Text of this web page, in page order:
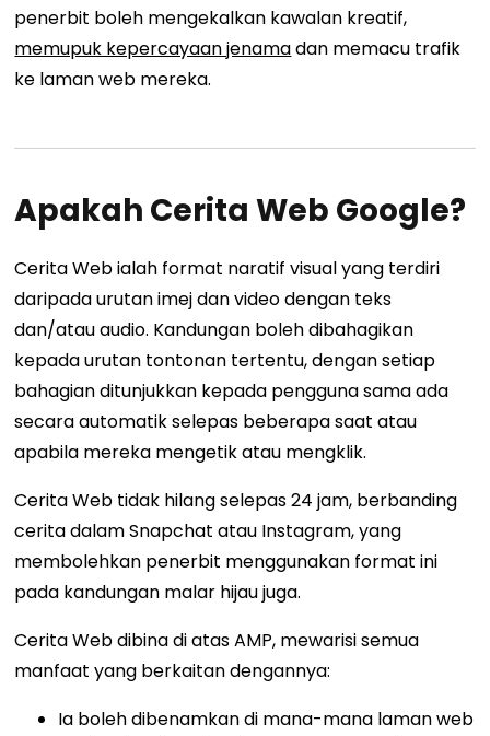
penerbit boleh mengekalkan kawalan kreatif,
memupuk kepercayaan jenamadan memacu trafik
ke laman web mereka.
Apakah Cerita Web Google?
Cerita Web ialah format naratif visual yang terdiri
daripada urutan imej dan video dengan teks
dan/atau audio. Kandungan boleh dibahagikan
kepada urutan tontonan tertentu, dengan setiap
bahagian ditunjukkan kepada pengguna sama ada
secara automatik selepas beberapa saat atau
apabila mereka mengetik atau mengklik.
Cerita Web tidak hilang selepas 24 jam, berbanding
cerita dalam Snapchat atau Instagram, yang
membolehkan penerbit menggunakan format ini
pada kandungan malar hijau juga.
Cerita Web dibina di atas AMP, mewarisi semua
manfaat yang berkaitan dengannya:
Ia boleh dibenamkan di mana-mana laman web